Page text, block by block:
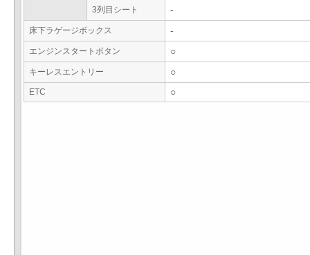
3列目シート -
床下ラゲージボックス -
エンジンスタートボタン ○
キーレスエントリー ○
ETC ○